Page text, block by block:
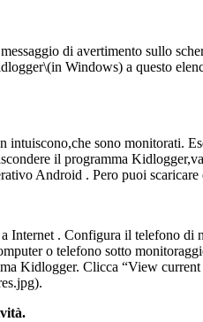
di avertimento sullo
Windows) a questo
sono monitorati.
il programma
Android . Pero puoi
. Configura il telefono
o telefono sotto
Kidlogger. Clicca “View